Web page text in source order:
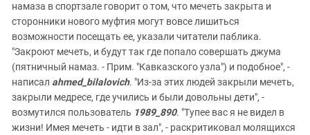
намаза в спортзале говорит о том, что мечеть закрыта и
сторонники нового муфтия могут вовсе лишиться
возможности посещать ее, указали читатели паблика.
"Закроют мечеть, и будут так где попало совершать джума
(пятничный намаз. - Прим. "Кавказского узла") и подобное", -
написал ahmed_bilalovich. "Из-за этих людей закрыли мечеть,
закрыли медресе, где учились и были довольны дети", -
возмутился пользователь 1989_890. "Тупее вас я не видел в
жизни! Имея мечеть - идти в зал", - раскритиковал молящихся